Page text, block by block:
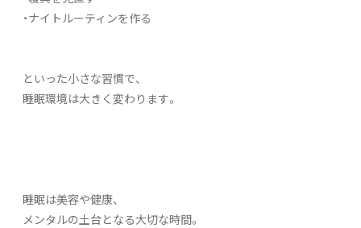
・ナイトルーティンを作る
といった小さな習慣で、
睡眠環境は大きく変わります。
睡眠は美容や健康、
メンタルの土台となる大切な時間。